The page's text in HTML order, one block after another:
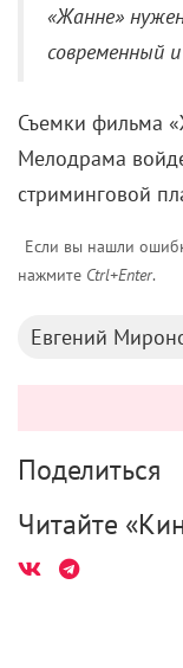
«Жанне»
современный
Съемки фильма
Мелодрама
стриминговой
Если вы нашли
нажмите Ctrl+Enter.
Евгений
Поделиться
Читайте